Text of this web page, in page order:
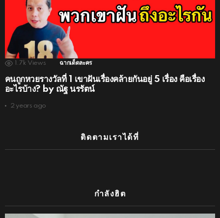
1.7k Views ฉากเด็ดละคร
คนถูกหวยรางวัลที่ 1 เขาฝันเรื่องคล้ายกันอยู่ 5 เรื่อง คือเรื่อง
อะไรบ้าง? by ณัฐ นรรัตน์
2 years ago
ติดตามเราได้ที่
กำลังฮิต